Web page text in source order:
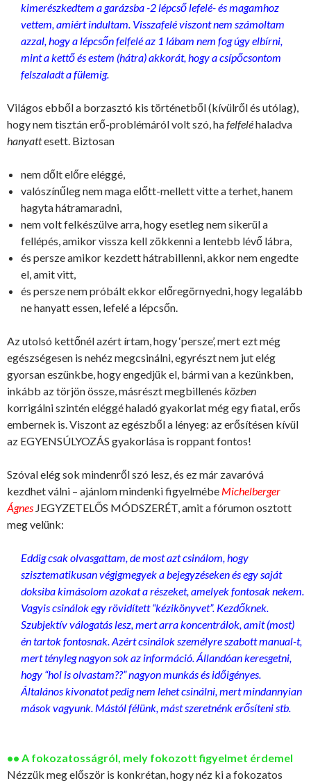
kimerészkedtem a garázsba -2 lépcső lefelé- és magamhoz
vettem, amiért indultam. Visszafelé viszont nem számoltam
azzal, hogy a lépcsőn felfelé az 1 lábam nem fog úgy elbírni,
mint a kettő és estem (hátra) akkorát, hogy a csípőcsontom
felszaladt a fülemig.
Világos ebből a borzasztó kis történetből (kívülről és utólag),
hogy nem tisztán erő-problémáról volt szó, hafelfeléhaladva
hanyattesett. Biztosan
nem dőlt előre eléggé,
valószínűleg nem maga előtt-mellett vitte a terhet, hanem
hagyta hátramaradni,
nem volt felkészülve arra, hogy esetleg nem sikerül a
fellépés, amikor vissza kell zökkenni a lentebb lévő lábra,
és persze amikor kezdett hátrabillenni, akkor nem engedte
el, amit vitt,
és persze nem próbált ekkor előregörnyedni, hogy legalább
ne hanyatt essen, lefelé a lépcsőn.
Az utolsó kettőnél azért írtam, hogy ‘persze’, mert ezt még
egészségesen is nehéz megcsinálni, egyrészt nem jut elég
gyorsan eszünkbe, hogy engedjük el, bármi van a kezünkben,
inkább az törjön össze, másrészt megbillenés közben
korrigálni szintén eléggé haladó gyakorlat még egy fiatal, erős
embernek is. Viszont az egészből a lényeg: az erősítésen kívül
az EGYENSÚLYOZÁS gyakorlása is roppant fontos!
Szóval elég sok mindenről szó lesz, és ez már zavaróvá
kezdhet válni – ajánlom mindenki figyelmébe Michelberger
Ágnes JEGYZETELŐS MÓDSZERÉT, amit a fórumon osztott
meg velünk:
Eddig csak olvasgattam, de most azt csinálom, hogy
szisztematikusan végigmegyek a bejegyzéseken és egy saját
doksiba kimásolom azokat a részeket, amelyek fontosak nekem.
Vagyis csinálok egy rövidített “kézikönyvet”. Kezdőknek.
Szubjektív válogatás lesz, mert arra koncentrálok, amit (most)
én tartok fontosnak. Azért csinálok személyre szabott manual-t,
mert tényleg nagyon sok az információ. Állandóan keresgetni,
hogy “hol is olvastam??” nagyon munkás és időigényes.
Általános kivonatot pedig nem lehet csinálni, mert mindannyian
mások vagyunk. Mástól félünk, mást szeretnénk erősíteni stb.
•• A fokozatosságról, mely fokozott figyelmet érdemel
Nézzük meg először is konkrétan, hogy néz ki a fokozatos